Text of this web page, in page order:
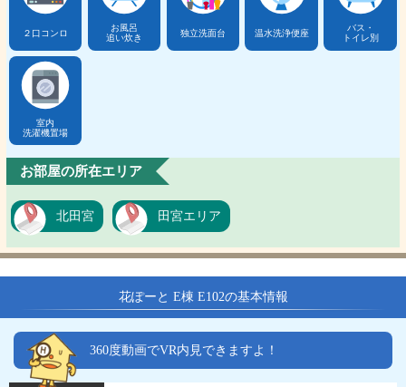
２口コンロ
お風呂
追い炊き
独立洗面台 温水洗浄便座
バス・
トイレ別
室内
洗濯機置場
お部屋の所在エリア
北田宮 田宮エリア
花ぽーと E棟 E102の基本情報
360度動画でVR内見できますよ！